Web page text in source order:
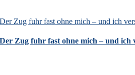
Der Zug fuhr fast ohne mich – und ich
Der Zug fuhr fast ohne mich – und ich